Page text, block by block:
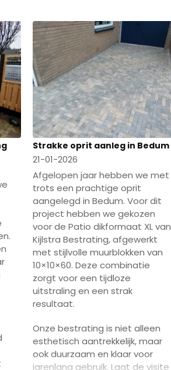
Strakke oprit aanleg in Bedum
21-01-2026
Afgelopen jaar hebben we met
trots een prachtige oprit
aangelegd in Bedum. Voor dit
project hebben we gekozen
voor de Patio dikformaat XL van
Kijlstra Bestrating, afgewerkt
met stijlvolle muurblokken van
10×10×60. Deze combinatie
zorgt voor een tijdloze
uitstraling en een strak
resultaat.
Onze bestrating is niet alleen
esthetisch aantrekkelijk, maar
ook duurzaam en klaar voor
jarenlang gebruik. Laat de visite